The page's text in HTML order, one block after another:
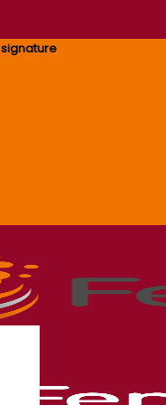
signature